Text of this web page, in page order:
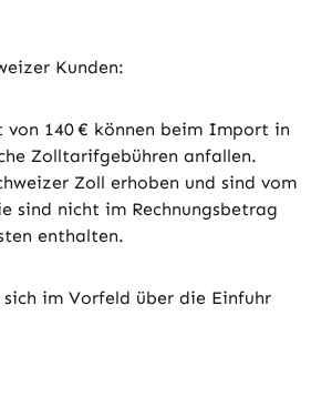
Kunden:
von 140 € können beim Import in
Zolltarifgebühren anfallen.
Zoll erhoben und sind vom
sind nicht im Rechnungsbetrag
enthalten.
im Vorfeld über die Einfuhr